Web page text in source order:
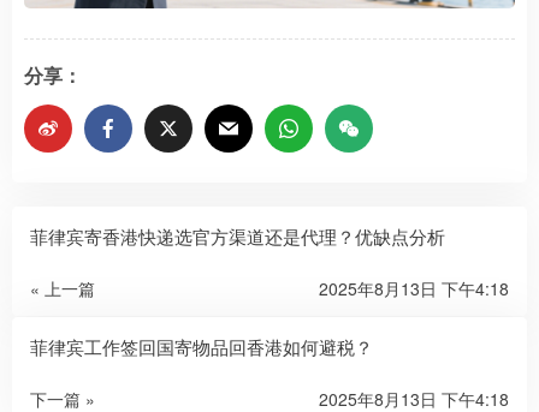
分享：
菲律宾寄香港快递选官方渠道还是代理？优缺点分析
« 上一篇 2025年8月13日 下午4:18
菲律宾工作签回国寄物品回香港如何避税？
下一篇 » 2025年8月13日 下午4:18